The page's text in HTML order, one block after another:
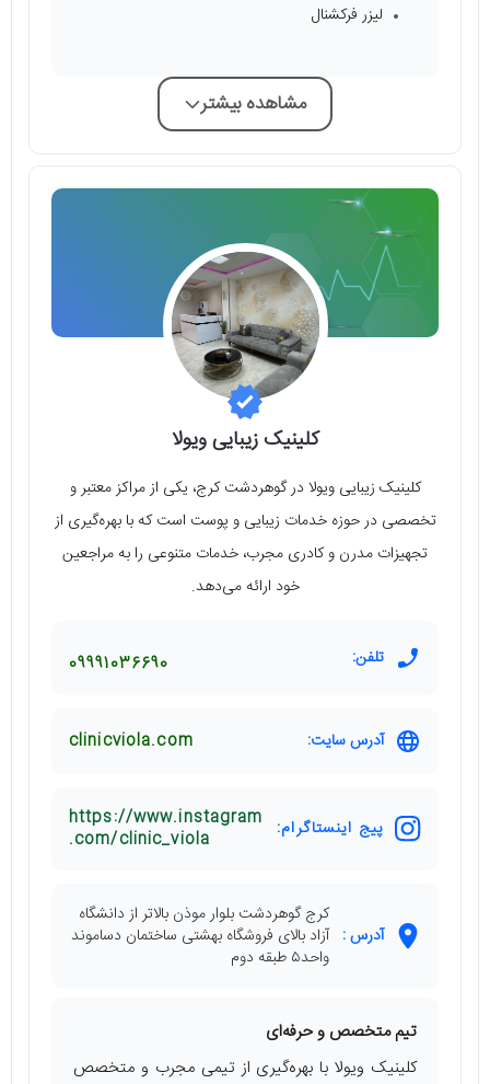
لیزر فرکشنال
مشاهده بیشتر
کلینیک زیبایی ویولا
کلینیک زیبایی ویولا در گوهردشت کرج، یکی از مراکز معتبر و
تخصصی در حوزه خدمات زیبایی و پوست است که با بهره‌گیری از
تجهیزات مدرن و کادری مجرب، خدمات متنوعی را به مراجعین
خود ارائه می‌دهد.
تلفن: 09991036690
آدرس سایت: clinicviola.com
پیج اینستاگرام:
https://www.instagram
.com/clinic_viola
آدرس :
کرج گوهردشت بلوار موذن بالاتر از دانشگاه
آزاد بالای فروشگاه بهشتی ساختمان دساموند
واحد۵ طبقه دوم
تیم متخصص و حرفه‌ای
کلینیک ویولا با بهره‌گیری از تیمی مجرب و متخصص